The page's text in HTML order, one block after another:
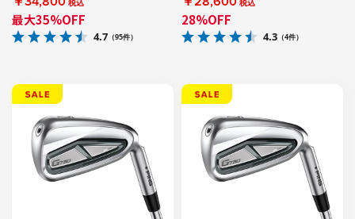
税込
最大35%OFF
4.7 （95件）
税込
28%OFF
4.3 （4件）